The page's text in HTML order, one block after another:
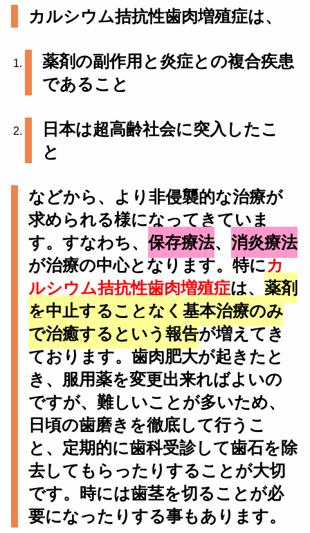
カルシウム拮抗性歯肉増殖症は、
薬剤の副作用と炎症との複合疾患
であること
日本は超高齢社会に突入したこ
と
などから、より非侵襲的な治療が
求められる様になってきていま
す。すなわち、保存療法、消炎療法
が治療の中心となります。特にカ
ルシウム拮抗性歯肉増殖症は、薬剤
を中止することなく基本治療のみ
で治癒するという報告が増えてき
ております。歯肉肥大が起きたと
き、服用薬を変更出来ればよいの
ですが、難しいことが多いため、
日頃の歯磨きを徹底して行うこ
と、定期的に歯科受診して歯石を除
去してもらったりすることが大切
です。時には歯茎を切ることが必
要になったりする事もあります。